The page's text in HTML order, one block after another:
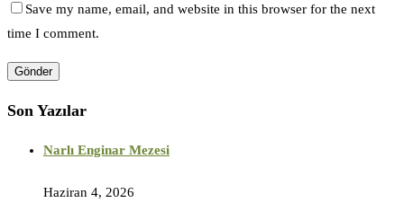
Save my name, email, and website in this browser for the next
time I comment.
Son Yazılar
Narlı Enginar Mezesi
Haziran 4, 2026